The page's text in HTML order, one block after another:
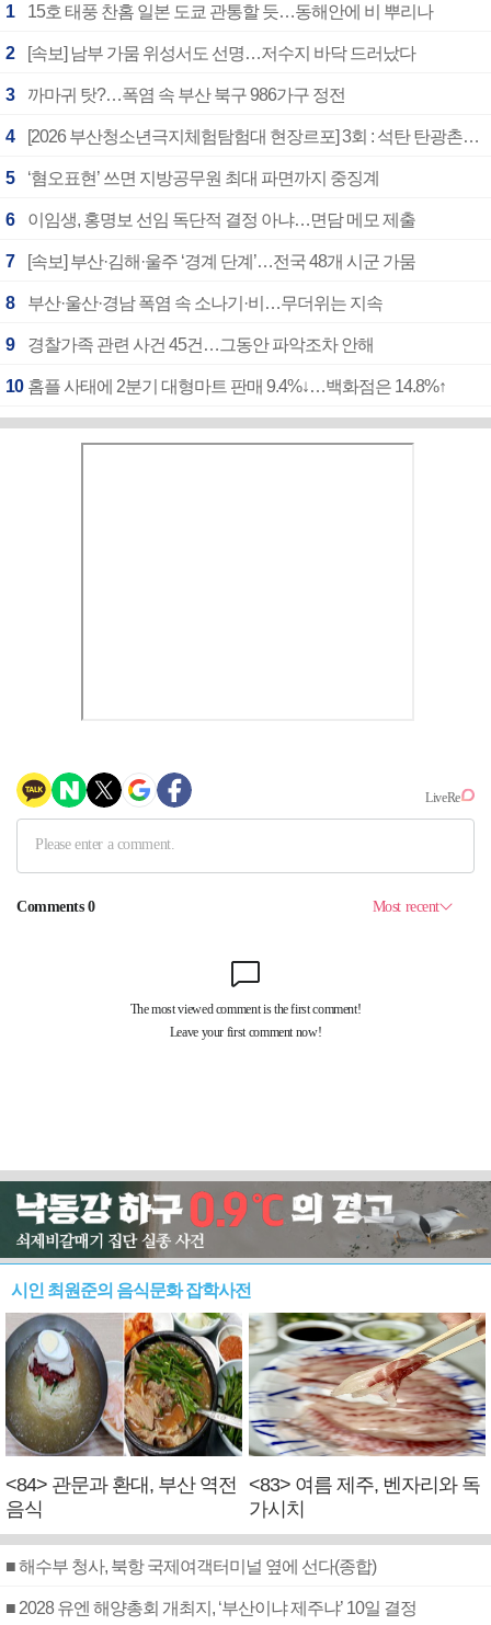
1 15호 태풍 찬홈 일본 도쿄 관통할 듯…동해안에 비 뿌리나
2 [속보] 남부 가뭄 위성서도 선명…저수지 바닥 드러났다
3 까마귀 탓?…폭염 속 부산 북구 986가구 정전
4 [2026 부산청소년극지체험탐험대 현장르포] 3회 : 석탄 탄광촌에서 북극 연구의 중심지로
5 ‘혐오표현’ 쓰면 지방공무원 최대 파면까지 중징계
6 이임생, 홍명보 선임 독단적 결정 아냐…면담 메모 제출
7 [속보] 부산·김해·울주 ‘경계 단계’…전국 48개 시군 가뭄
8 부산·울산·경남 폭염 속 소나기·비…무더위는 지속
9 경찰가족 관련 사건 45건…그동안 파악조차 안해
10 홈플 사태에 2분기 대형마트 판매 9.4%↓…백화점은 14.8%↑
시인 최원준의 음식문화 잡학사전
<84> 관문과 환대, 부산 역전
음식
<83> 여름 제주, 벤자리와 독
가시치
■ 해수부 청사, 북항 국제여객터미널 옆에 선다(종합)
■ 2028 유엔 해양총회 개최지, ‘부산이냐 제주냐’ 10일 결정